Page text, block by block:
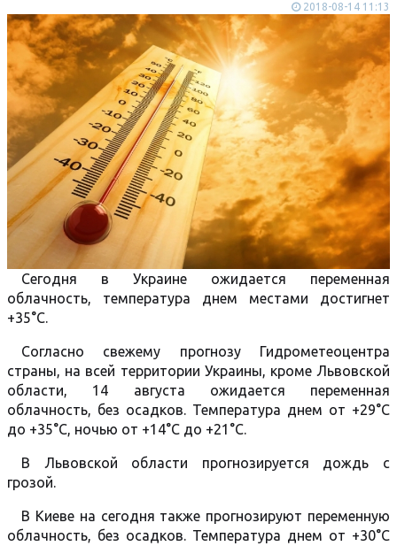
2018-08-14 11:13
Сегодня в Украине ожидается переменная
облачность, температура днем местами достигнет
+35°C.
Согласно свежему прогнозу Гидрометеоцентра
страны, на всей территории Украины, кроме Львовской
области, 14 августа ожидается переменная
облачность, без осадков. Температура днем от +29°C
до +35°C, ночью от +14°C до +21°C.
В Львовской области прогнозируется дождь с
грозой.
В Киеве на сегодня также прогнозируют переменную
облачность, без осадков. Температура днем от +30°C